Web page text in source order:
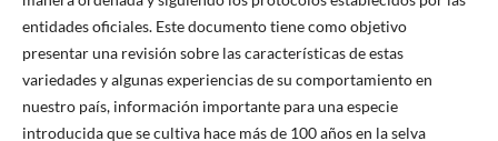
entidades oficiales. Este documento tiene como objetivo
presentar una revisión sobre las características de estas
variedades y algunas experiencias de su comportamiento en
nuestro país, información importante para una especie
introducida que se cultiva hace más de 100 años en la selva